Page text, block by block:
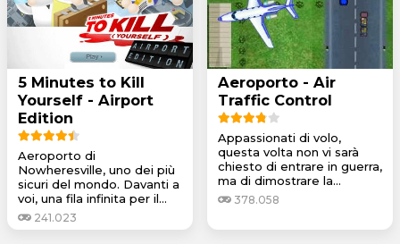
5 Minutes to Kill
Yourself - Airport
Edition
Aeroporto di
Nowheresville, uno dei più
sicuri del mondo. Davanti a
voi, una fila infinita per il...
241.023
Aeroporto - Air
Traffic Control
Appassionati di volo,
questa volta non vi sarà
chiesto di entrare in guerra,
ma di dimostrare la...
378.058